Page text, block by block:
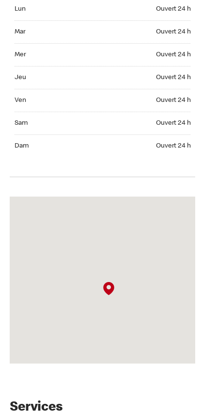
Lun Ouvert 24 h
Mar Ouvert 24 h
Mer Ouvert 24 h
Jeu Ouvert 24 h
Ven Ouvert 24 h
Sam Ouvert 24 h
Dam Ouvert 24 h
Services